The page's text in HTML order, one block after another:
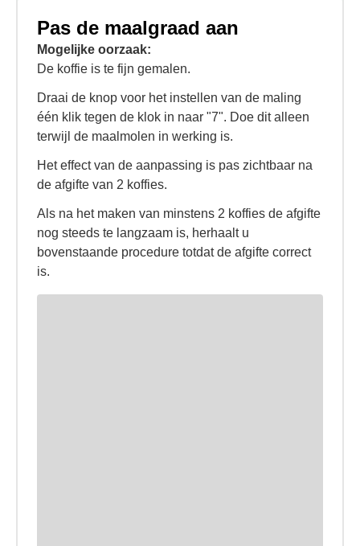
Pas de maalgraad aan
Mogelijke oorzaak:
De koffie is te fijn gemalen.
Draai de knop voor het instellen van de maling
één klik tegen de klok in naar "7". Doe dit alleen
terwijl de maalmolen in werking is.
Het effect van de aanpassing is pas zichtbaar na
de afgifte van 2 koffies.
Als na het maken van minstens 2 koffies de afgifte
nog steeds te langzaam is, herhaalt u
bovenstaande procedure totdat de afgifte correct
is.